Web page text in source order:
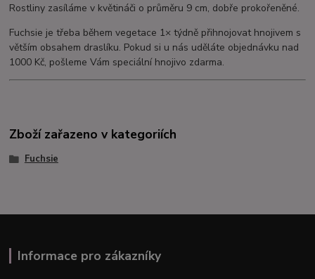
Rostliny zasíláme v květináči o průměru 9 cm, dobře prokořeněné.
Fuchsie je třeba během vegetace 1× týdně přihnojovat hnojivem s
větším obsahem draslíku. Pokud si u nás uděláte objednávku nad
1000 Kč, pošleme Vám speciální hnojivo zdarma.
Zboží zařazeno v kategoriích
Fuchsie
Informace pro zákazníky